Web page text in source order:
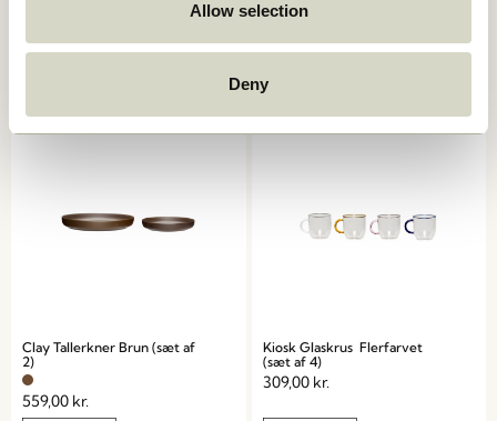
Allow selection
Deny
Clay Tallerkner Brun (sæt af
2)
559,00 kr.
Kiosk Glaskrus Flerfarvet
(sæt af 4)
309,00 kr.